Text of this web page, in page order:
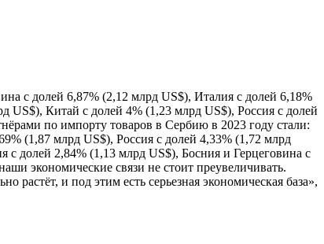
с долей 6,87% (2,12 млрд US$), Италия с долей 6,18%
US$), Китай с долей 4% (1,23 млрд US$), Россия с долей
по импорту товаров в Сербию в 2023 году стали:
(1,87 млрд US$), Россия с долей 4,33% (1,72 млрд
долей 2,84% (1,13 млрд US$), Босния и Герцеговина с
экономические связи не стоит преувеличивать.
и под этим есть серьезная экономическая база»,